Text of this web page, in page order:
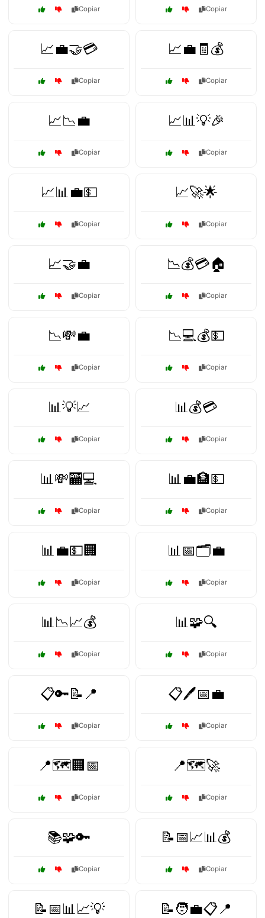
Copiar Copiar
📈💼🤝💳
Copiar
📈💼🧾💰
Copiar
📈📉💼
Copiar
📈📊💡🎉
Copiar
📈📊💼💵
Copiar
📈🚀🌟
Copiar
📈🤝💼
Copiar
📉💰💳🏠
Copiar
📉💸💼
Copiar
📉💻💰💵
Copiar
📊💡📈
Copiar
📊💰💳
Copiar
📊💸🏧💻
Copiar
📊💼🏦💵
Copiar
📊💼💵🏢
Copiar
📊📅🗂️💼
Copiar
📊📉📈💰
Copiar
📊🧩🔍
Copiar
📋🔑📝📍
Copiar
📋🖊️📅💼
Copiar
📍🗺️🏢📅
Copiar
📍🗺️🚀
Copiar
📚🧩🔑
Copiar
📝📅📈📊💰
Copiar
📝📅📊📈💡 📝🧑‍💼📋📍